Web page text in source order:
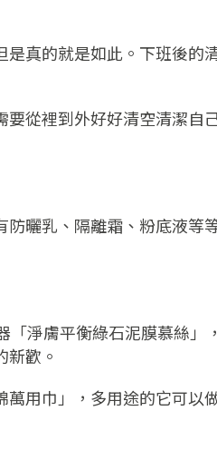
真的就是如此。下班後的
從裡到外好好清空清潔自
曬乳、隔離霜、粉底液等
淨膚平衡綠石泥膜慕絲」
歡。
用巾」，多用途的它可以